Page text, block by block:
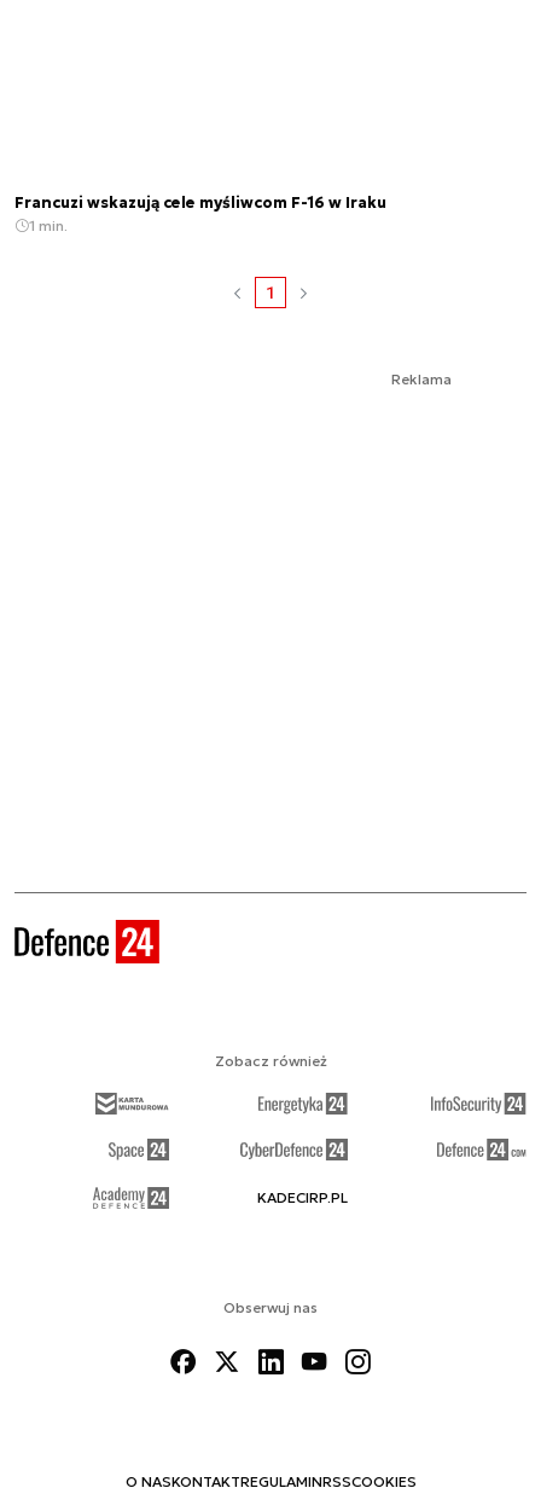
Francuzi wskazują cele myśliwcom F-16 w Iraku
1 min.
1
Reklama
Obserwuj nas
O NASKONTAKTREGULAMINRSSCOOKIES
Zobacz również
KADECIRP.PL